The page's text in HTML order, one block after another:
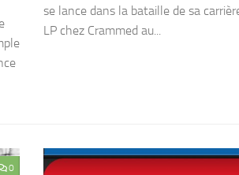
se lance dans la bataille de sa
LP chez Crammed au...
0